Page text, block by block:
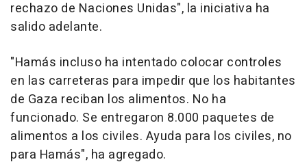
rechazo de Naciones Unidas", la iniciativa ha
salido adelante.
"Hamás incluso ha intentado colocar controles
en las carreteras para impedir que los habitantes
de Gaza reciban los alimentos. No ha
funcionado. Se entregaron 8.000 paquetes de
alimentos a los civiles. Ayuda para los civiles, no
para Hamás", ha agregado.